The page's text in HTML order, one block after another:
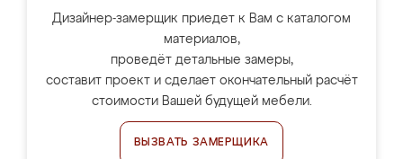
Дизайнер-замерщик приедет к Вам с каталогом
материалов,
проведёт детальные замеры,
составит проект и сделает окончательный расчёт
стоимости Вашей будущей мебели.
ВЫЗВАТЬ ЗАМЕРЩИКА